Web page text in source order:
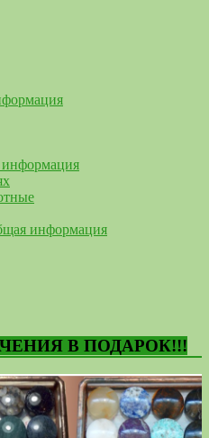
информация
В ПОДАРОК!!!